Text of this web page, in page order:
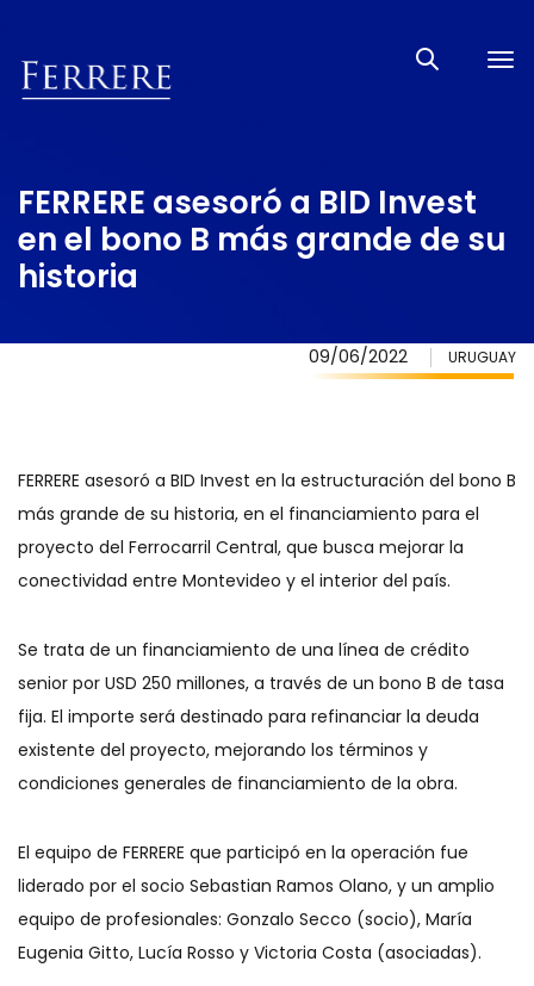
FERRERE asesoró a BID Invest
en el bono B más grande de su
historia
09/06/2022 URUGUAY
FERRERE asesoró a BID Invest en la estructuración del bono B
más grande de su historia, en el financiamiento para el
proyecto del Ferrocarril Central, que busca mejorar la
conectividad entre Montevideo y el interior del país.
Se trata de un financiamiento de una línea de crédito
senior por USD 250 millones, a través de un bono B de tasa
fija. El importe será destinado para refinanciar la deuda
existente del proyecto, mejorando los términos y
condiciones generales de financiamiento de la obra.
El equipo de FERRERE que participó en la operación fue
liderado por el socio Sebastian Ramos Olano, y un amplio
equipo de profesionales: Gonzalo Secco (socio), María
Eugenia Gitto, Lucía Rosso y Victoria Costa (asociadas).